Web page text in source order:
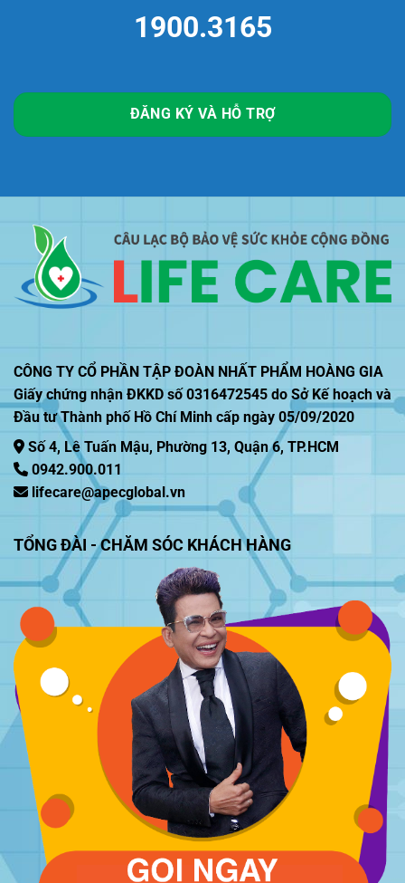
1900.3165
ĐĂNG KÝ VÀ HỖ TRỢ
CÔNG TY CỔ PHẦN TẬP ĐOÀN NHẤT PHẨM HOÀNG GIA
Giấy chứng nhận ĐKKD số 0316472545 do Sở Kế hoạch và
Đầu tư Thành phố Hồ Chí Minh cấp ngày 05/09/2020
Số 4, Lê Tuấn Mậu, Phường 13, Quận 6, TP.HCM
0942.900.011
lifecare@apecglobal.vn
TỔNG ĐÀI - CHĂM SÓC KHÁCH HÀNG